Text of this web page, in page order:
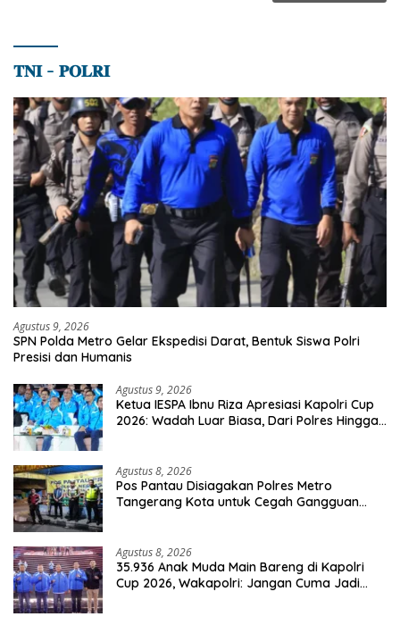
𝐓𝐍𝐈 – 𝐏𝐎𝐋𝐑𝐈
Agustus 9, 2026
SPN Polda Metro Gelar Ekspedisi Darat, Bentuk Siswa Polri
Presisi dan Humanis
Agustus 9, 2026
Ketua IESPA Ibnu Riza Apresiasi Kapolri Cup
2026: Wadah Luar Biasa, Dari Polres Hingga
Agustus 8, 2026
Pos Pantau Disiagakan Polres Metro
Tangerang Kota untuk Cegah Gangguan
Agustus 8, 2026
35.936 Anak Muda Main Bareng di Kapolri
Cup 2026, Wakapolri: Jangan Cuma Jadi